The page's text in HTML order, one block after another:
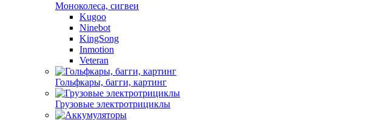
Моноколеса, сигвеи
Kugoo
Ninebot
KingSong
Inmotion
Veteran
Гольфкары, багги, картинг
Грузовые электротрициклы